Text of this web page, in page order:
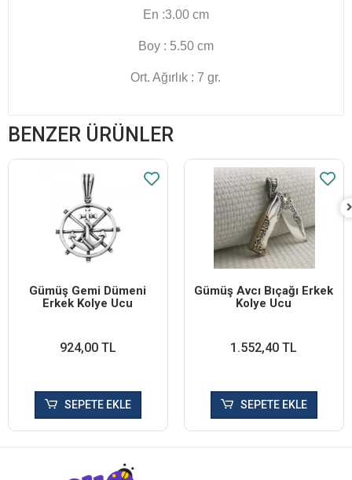
En :3.00 cm
Boy : 5.50 cm
Ort. Ağırlık : 7 gr.
BENZER ÜRÜNLER
Gümüş Gemi Dümeni
Erkek Kolye Ucu
924,00 TL
SEPETE EKLE
Gümüş Avcı Bıçağı Erkek
Kolye Ucu
1.552,40 TL
SEPETE EKLE